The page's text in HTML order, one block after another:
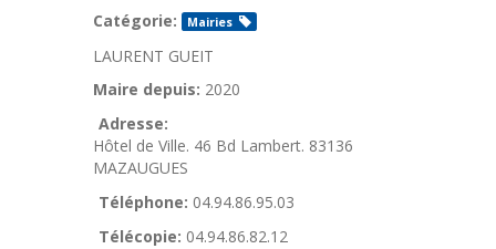
Catégorie: Mairies
LAURENT GUEIT
Maire depuis: 2020
Adresse:
Hôtel de Ville. 46 Bd Lambert. 83136
MAZAUGUES
Téléphone: 04.94.86.95.03
Télécopie: 04.94.86.82.12